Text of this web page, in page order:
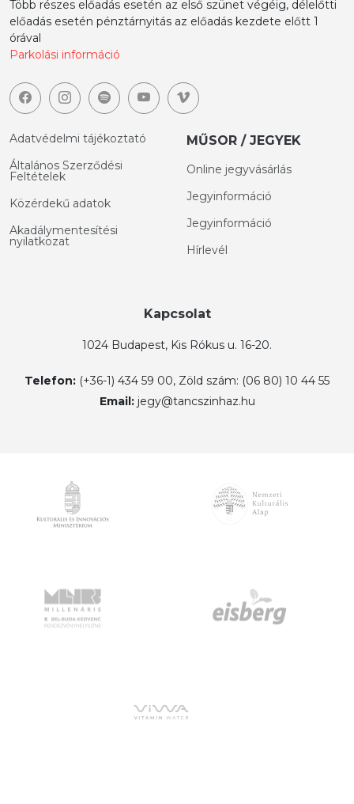
Több részes előadás esetén az első szünet végéig, délelőtti
előadás esetén pénztárnyitás az előadás kezdete előtt 1
órával
Parkolási információ
Adatvédelmi tájékoztató
Általános Szerződési
Feltételek
Közérdekű adatok
Akadálymentesítési
nyilatkozat
MŰSOR / JEGYEK
Online jegyvásárlás
Jegyinformáció
Jegyinformáció
Hírlevél
Kapcsolat
1024 Budapest, Kis Rókus u. 16-20.
Telefon: (+36-1) 434 59 00, Zöld szám: (06 80) 10 44 55
Email: jegy@tancszinhaz.hu